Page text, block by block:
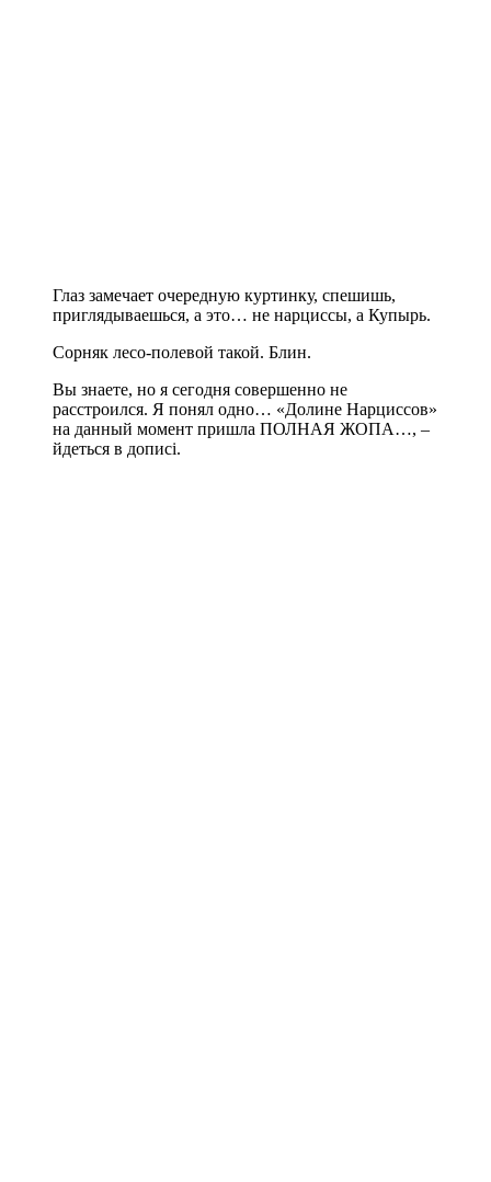
Глаз замечает очередную куртинку, спешишь,
приглядываешься, а это… не нарциссы, а Купырь.
Сорняк лесо-полевой такой. Блин.
Вы знаете, но я сегодня совершенно не
расстроился. Я понял одно… «Долине Нарциссов»
на данный момент пришла ПОЛНАЯ ЖОПА…, –
йдеться в дописі.